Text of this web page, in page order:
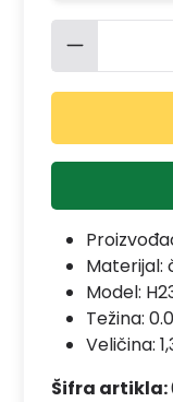
Količina
Materijal:
Model:
Težina:
Veličina:
Šifra artikla: